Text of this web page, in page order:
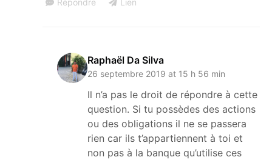
Répondre Lien
Raphaël Da Silva
26 septembre 2019 at 15 h 56 min
Il n’a pas le droit de répondre à cette
question. Si tu possèdes des actions
ou des obligations il ne se passera
rien car ils t’appartiennent à toi et
non pas à la banque qu’utilise ces